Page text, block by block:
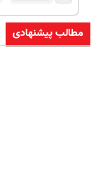
مطالب پیشنهادی